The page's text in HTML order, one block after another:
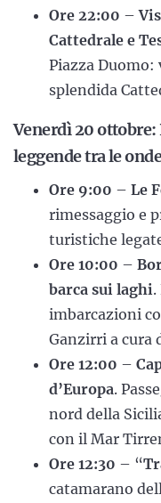
Ore 22:00 –
Cattedrale e
Piazza Duomo:
splendida
Venerdì 20
leggende tra le
Ore 9:00 – Le
rimessaggio e
turistiche
Ore 10:00 –
barca sui laghi.
imbarcazioni
Ganzirri a cura
Ore 12:00 –
d’Europa.
nord della
con il Mar
Ore 12:30 – “
catamarano